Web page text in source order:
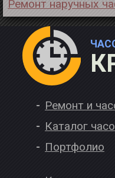
Ремонт наручных
Ремонт и
Каталог
Портфолио